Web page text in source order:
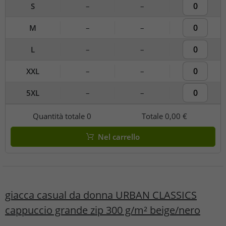
S – –
M – –
L – –
XXL – –
5XL – –
Quantità totale 0 Totale 0,00 €
Nel carrello
giacca casual da donna URBAN CLASSICS
cappuccio grande zip 300 g/m² beige/nero